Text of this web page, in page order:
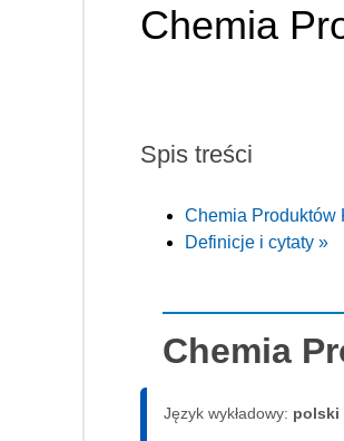
Chemia
Spis treści
Chemia Produktów
Definicje i cytaty »
Chemia
Język wykładowy: polski